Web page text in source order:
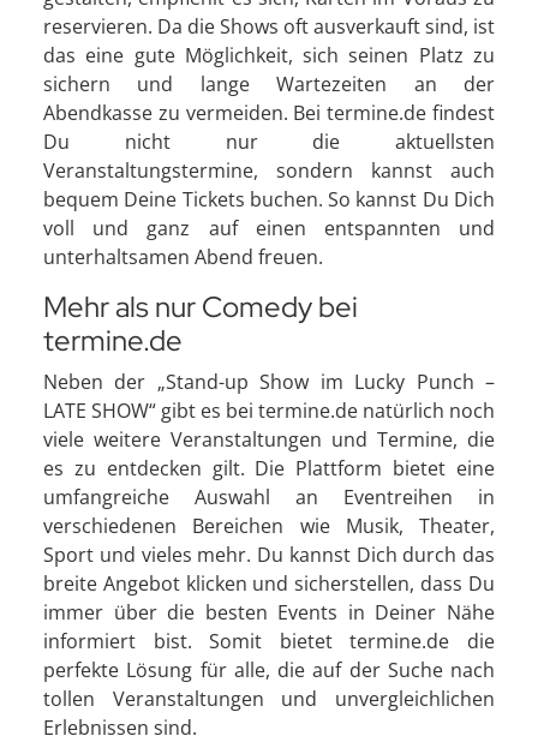
reservieren. Da die Shows oft ausverkauft sind, ist
das eine gute Möglichkeit, sich seinen Platz zu
sichern und lange Wartezeiten an der
Abendkasse zu vermeiden. Bei termine.de findest
Du nicht nur die aktuellsten
Veranstaltungstermine, sondern kannst auch
bequem Deine Tickets buchen. So kannst Du Dich
voll und ganz auf einen entspannten und
unterhaltsamen Abend freuen.
Mehr als nur Comedy bei
termine.de
Neben der „Stand-up Show im Lucky Punch –
LATE SHOW“ gibt es bei termine.de natürlich noch
viele weitere Veranstaltungen und Termine, die
es zu entdecken gilt. Die Plattform bietet eine
umfangreiche Auswahl an Eventreihen in
verschiedenen Bereichen wie Musik, Theater,
Sport und vieles mehr. Du kannst Dich durch das
breite Angebot klicken und sicherstellen, dass Du
immer über die besten Events in Deiner Nähe
informiert bist. Somit bietet termine.de die
perfekte Lösung für alle, die auf der Suche nach
tollen Veranstaltungen und unvergleichlichen
Erlebnissen sind.